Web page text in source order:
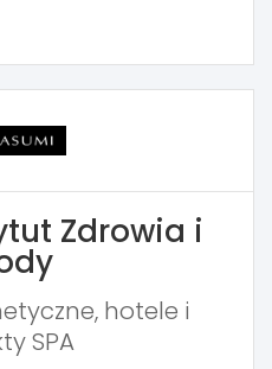
Zdrowia i
hotele i
SPA